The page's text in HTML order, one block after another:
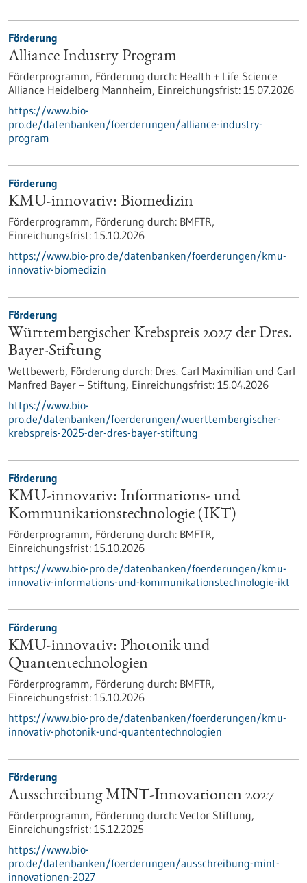
Förderung
Alliance Industry Program
Förderprogramm, Förderung durch: Health + Life Science
Alliance Heidelberg Mannheim, Einreichungsfrist: 15.07.2026
https://www.bio-
pro.de/datenbanken/foerderungen/alliance-industry-
program
Förderung
KMU-innovativ: Biomedizin
Förderprogramm, Förderung durch: BMFTR,
Einreichungsfrist: 15.10.2026
https://www.bio-pro.de/datenbanken/foerderungen/kmu-
innovativ-biomedizin
Förderung
Württembergischer Krebspreis 2027 der Dres.
Bayer-Stiftung
Wettbewerb, Förderung durch: Dres. Carl Maximilian und Carl
Manfred Bayer – Stiftung, Einreichungsfrist: 15.04.2026
https://www.bio-
pro.de/datenbanken/foerderungen/wuerttembergischer-
krebspreis-2025-der-dres-bayer-stiftung
Förderung
KMU-innovativ: Informations- und
Kommunikationstechnologie (IKT)
Förderprogramm, Förderung durch: BMFTR,
Einreichungsfrist: 15.10.2026
https://www.bio-pro.de/datenbanken/foerderungen/kmu-
innovativ-informations-und-kommunikationstechnologie-ikt
Förderung
KMU-innovativ: Photonik und
Quantentechnologien
Förderprogramm, Förderung durch: BMFTR,
Einreichungsfrist: 15.10.2026
https://www.bio-pro.de/datenbanken/foerderungen/kmu-
innovativ-photonik-und-quantentechnologien
Förderung
Ausschreibung MINT-Innovationen 2027
Förderprogramm, Förderung durch: Vector Stiftung,
Einreichungsfrist: 15.12.2025
https://www.bio-
pro.de/datenbanken/foerderungen/ausschreibung-mint-
innovationen-2027